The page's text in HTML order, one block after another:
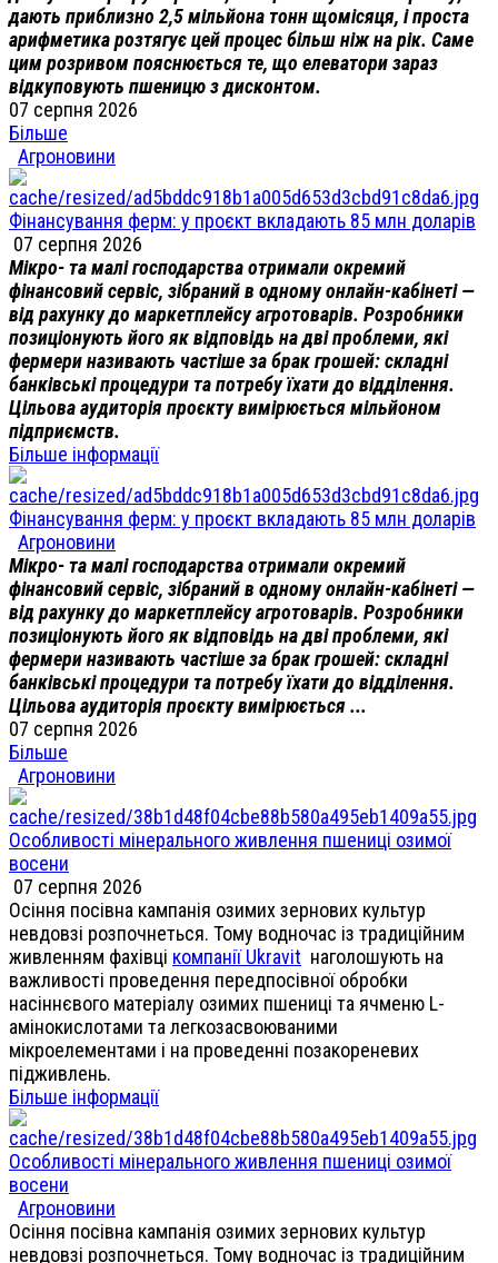
дають приблизно 2,5 мільйона тонн щомісяця, і проста
арифметика розтягує цей процес більш ніж на рік. Саме
цим розривом пояснюється те, що елеватори зараз
відкуповують пшеницю з дисконтом.
07 серпня 2026
Більше
Агроновини
Фінансування ферм: у проєкт вкладають 85 млн доларів
07 серпня 2026
Мікро- та малі господарства отримали окремий
фінансовий сервіс, зібраний в одному онлайн-кабінеті —
від рахунку до маркетплейсу агротоварів. Розробники
позиціонують його як відповідь на дві проблеми, які
фермери називають частіше за брак грошей: складні
банківські процедури та потребу їхати до відділення.
Цільова аудиторія проєкту вимірюється мільйоном
підприємств.
Більше інформації
Фінансування ферм: у проєкт вкладають 85 млн доларів
Агроновини
Мікро- та малі господарства отримали окремий
фінансовий сервіс, зібраний в одному онлайн-кабінеті —
від рахунку до маркетплейсу агротоварів. Розробники
позиціонують його як відповідь на дві проблеми, які
фермери називають частіше за брак грошей: складні
банківські процедури та потребу їхати до відділення.
Цільова аудиторія проєкту вимірюється ...
07 серпня 2026
Більше
Агроновини
Особливості мінерального живлення пшениці озимої
восени
07 серпня 2026
Осіння посівна кампанія озимих зернових культур
невдовзі розпочнеться. Тому водночас із традиційним
живленням фахівці компанії Ukravit наголошують на
важливості проведення передпосівної обробки
насіннєвого матеріалу озимих пшениці та ячменю L-
амінокислотами та легкозасвоюваними
мікроелементами і на проведенні позакореневих
підживлень.
Більше інформації
Особливості мінерального живлення пшениці озимої
восени
Агроновини
Осіння посівна кампанія озимих зернових культур
невдовзі розпочнеться. Тому водночас із традиційним